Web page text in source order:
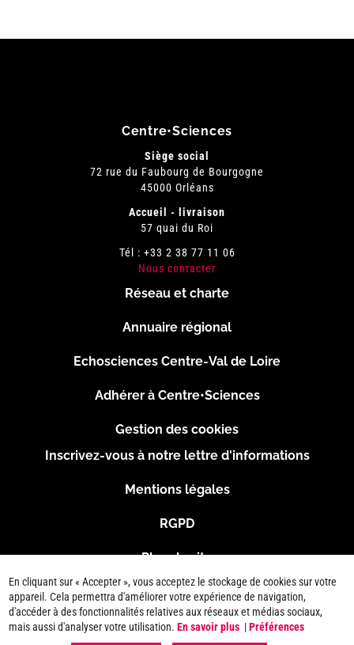
Centre•Sciences
Siège social
72 rue du Faubourg de Bourgogne
45000 Orléans
Accueil - livraison
57 quai du Roi
Tél : +33 2 38 77 11 06
Nous contacter
page
Réseau et charte
Annuaire régional
Echosciences Centre-Val de Loire
Adhérer à Centre•Sciences
Gestion des cookies
Inscrivez-vous à notre lettre d'informations
Mentions légales
RGPD
Plan du site
Connexion
En cliquant sur « Accepter », vous acceptez le stockage de cookies sur votre
appareil. Cela permettra d'améliorer votre expérience de navigation,
d'accéder à des fonctionnalités relatives aux réseaux et médias sociaux,
mais aussi d'analyser votre utilisation.En savoir plus |Préférences